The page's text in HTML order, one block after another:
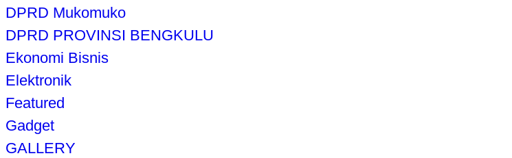
DPRD Mukomuko
DPRD PROVINSI BENGKULU
Ekonomi Bisnis
Elektronik
Featured
Gadget
GALLERY